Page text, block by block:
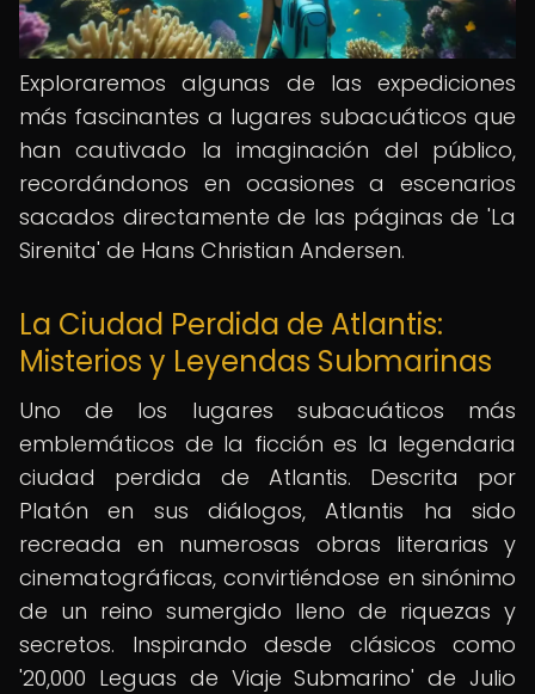
Exploraremos algunas de las expediciones
más fascinantes a lugares subacuáticos que
han cautivado la imaginación del público,
recordándonos en ocasiones a escenarios
sacados directamente de las páginas de 'La
Sirenita' de Hans Christian Andersen.
La Ciudad Perdida de Atlantis:
Misterios y Leyendas Submarinas
Uno de los lugares subacuáticos más
emblemáticos de la ficción es la legendaria
ciudad perdida de Atlantis. Descrita por
Platón en sus diálogos, Atlantis ha sido
recreada en numerosas obras literarias y
cinematográficas, convirtiéndose en sinónimo
de un reino sumergido lleno de riquezas y
secretos. Inspirando desde clásicos como
'20,000 Leguas de Viaje Submarino' de Julio